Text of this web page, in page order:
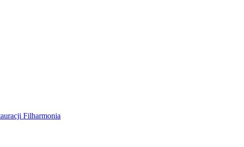
Filharmonia